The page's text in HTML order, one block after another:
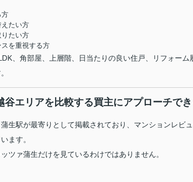
方
えたい方
たい方
を重視する方
、角部屋、上層階、日当たりの良い住戸、リフォー
谷エリアを比較する買主にアプローチでき
生駅が最寄りとして掲載されており、マンションレビ
ます。
ツァ蒲生だけを見ているわけではありません。